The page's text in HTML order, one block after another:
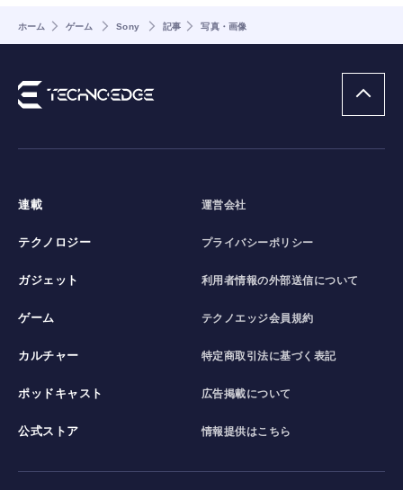
ホーム ゲーム Sony 記事 写真・画像
連載
テクノロジー
ガジェット
ゲーム
カルチャー
ポッドキャスト
公式ストア
運営会社
プライバシーポリシー
利用者情報の外部送信について
テクノエッジ会員規約
特定商取引法に基づく表記
広告掲載について
情報提供はこちら